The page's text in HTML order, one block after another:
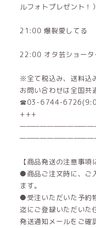
ルフォトプレゼント！）
21:00 爆裂愛してる
22:00 オタ芸ショータ
※全て税込み、送料込
お問い合わせは全国共
☎03-6744-
+++
【商品発送の注意事項
●商品ご注文時に、ご
ます。
●受注いただいた予約
迄にご登録いただいた
発送通知メールをご確